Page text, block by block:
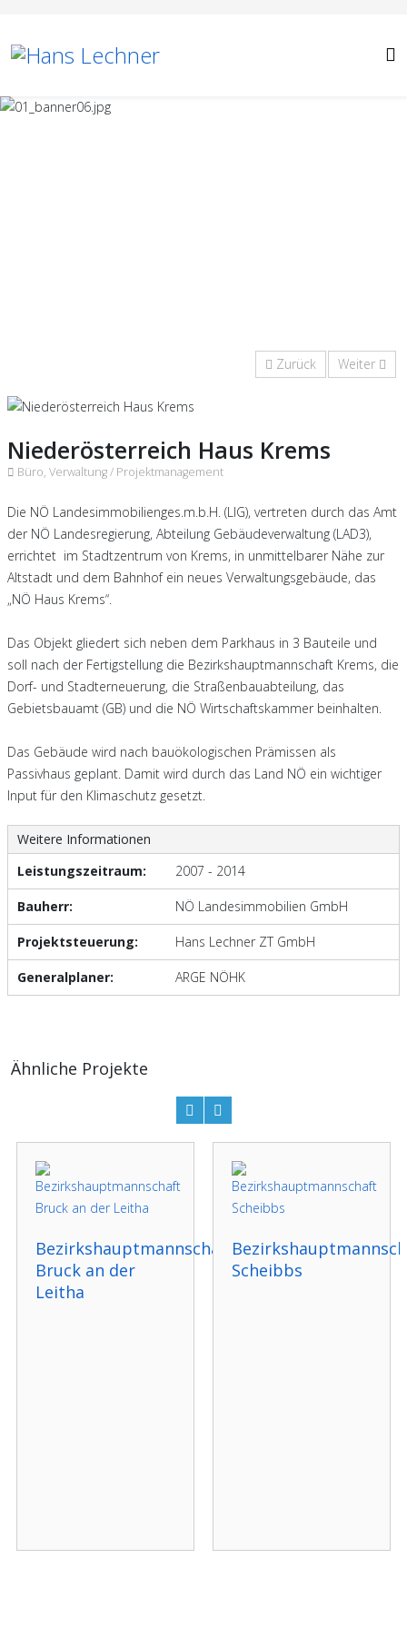
Zurück Weiter
Niederösterreich Haus Krems
Büro, Verwaltung / Projektmanagement
Die NÖ Landesimmobilienges.m.b.H. (LIG), vertreten durch das Amt
der NÖ Landesregierung, Abteilung Gebäudeverwaltung (LAD3),
errichtet im Stadtzentrum von Krems, in unmittelbarer Nähe zur
Altstadt und dem Bahnhof ein neues Verwaltungsgebäude, das
„NÖ Haus Krems“.
Das Objekt gliedert sich neben dem Parkhaus in 3 Bauteile und
soll nach der Fertigstellung die Bezirkshauptmannschaft Krems, die
Dorf- und Stadterneuerung, die Straßenbauabteilung, das
Gebietsbauamt (GB) und die NÖ Wirtschaftskammer beinhalten.
Das Gebäude wird nach bauökologischen Prämissen als
Passivhaus geplant. Damit wird durch das Land NÖ ein wichtiger
Input für den Klimaschutz gesetzt.
Weitere Informationen
Leistungszeitraum:
2007 - 2014
Bauherr: NÖ Landesimmobilien GmbH
Projektsteuerung: Hans Lechner ZT GmbH
Generalplaner: ARGE NÖHK
Ähnliche Projekte
Bezirkshauptmannschaft
Bruck an der
Leitha
Scheibbs